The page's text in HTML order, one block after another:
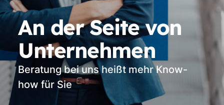
An der Seite von
Unternehmen
Beratung bei uns heißt mehr Know-
how für Sie